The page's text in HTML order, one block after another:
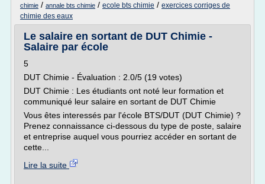
chimie / annale bts chimie / ecole bts chimie / exercices corriges de
chimie des eaux
Le salaire en sortant de DUT Chimie -
Salaire par école
5
DUT Chimie - Évaluation : 2.0/5 (19 votes)
DUT Chimie : Les étudiants ont noté leur formation et
communiqué leur salaire en sortant de DUT Chimie
Vous êtes interessés par l'école BTS/DUT (DUT Chimie) ?
Prenez connaissance ci-dessous du type de poste, salaire
et entreprise auquel vous pourriez accéder en sortant de
cette...
Lire la suite